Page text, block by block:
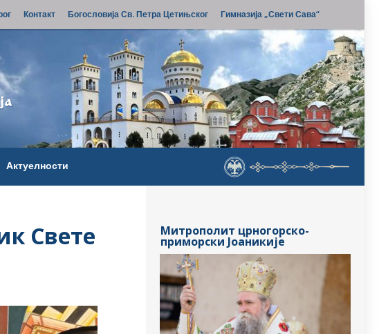
Контакт Богословија Св. Петра Цетињског Гимназија „Свети Сава“
Актуелности
Свете Митрополит црногорско-
приморски Јоаникије